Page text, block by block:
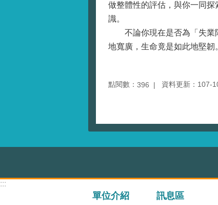
做整體性的評估，與你一同
識。
不論你現在是否為「失業陣
地寬廣，生命竟是如此地堅韌
點閱數： 396 資料更新：107-
:::
單位介紹 訊息區